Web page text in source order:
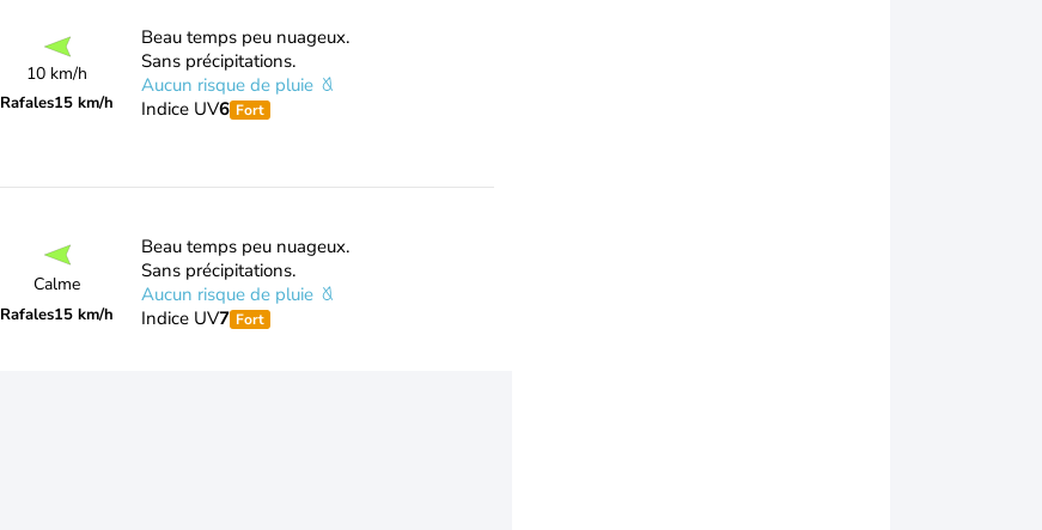
10 km/h
Rafales15 km/h
Beau temps peu nuageux.
Sans précipitations.
Aucun risque de pluie
Indice UV6 Fort
Calme
Rafales15 km/h
Beau temps peu nuageux.
Sans précipitations.
Aucun risque de pluie
Indice UV7 Fort